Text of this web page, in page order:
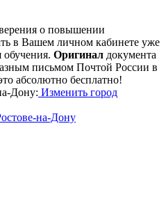
о повышении
в Вашем личном кабинете уже
обучения. Оригинал документа
письмом Почтой России в
абсолютно бесплатно!
Дону: Изменить город
на-Дону